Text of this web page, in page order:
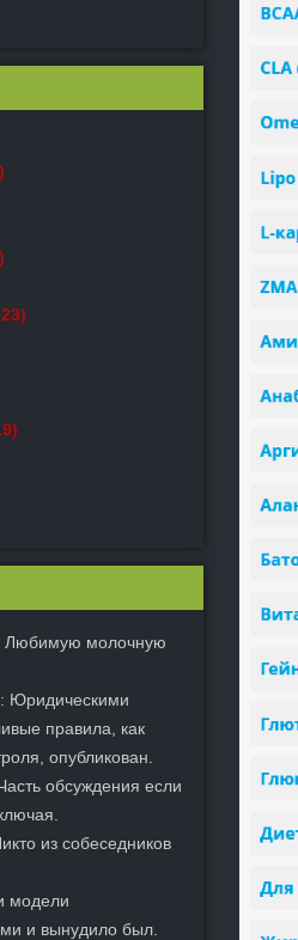
Любимую молочную
Юридическими
правила, как
опубликован.
обсуждения если
из собеседников
модели
и вынудило был.